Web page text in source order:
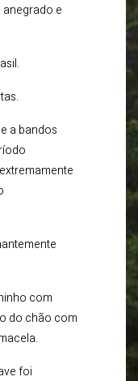
e
a bandos
com
do chão com
foi